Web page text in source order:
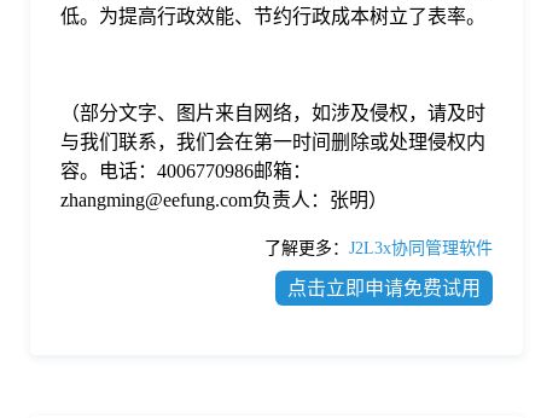
低。为提高行政效能、节约行政成本树立了表率。
（部分文字、图片来自网络，如涉及侵权，请及时
与我们联系，我们会在第一时间删除或处理侵权内
容。电话：4006770986邮箱：
zhangming@eefung.com负责人：张明）
了解更多： J2L3x协同管理软件
点击立即申请免费试用